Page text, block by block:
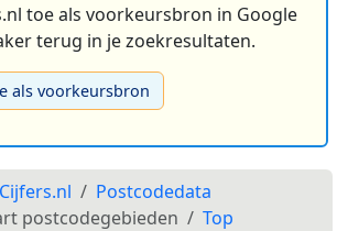
toe als voorkeursbron in Google
terug in je zoekresultaten.
als voorkeursbron
Postcodedata
postcodegebieden
Top